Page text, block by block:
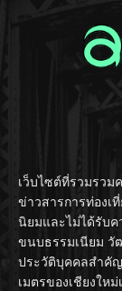
เว็บไซต์ที่รวมรวม
ข่าวสารการท่องเ
นิยมและไม่ได้รับ
ขนบธรรมเนียม วั
ประวัติบุคคลสำคัญ
เมตรของเชียงให